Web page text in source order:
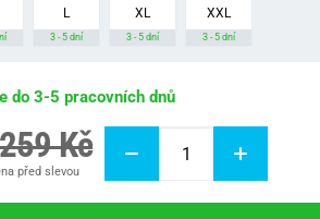
L
3 - 5 dní
XL
3 - 5 dní
XXL
3 - 5 dní
do 3-5 pracovních dnů
Kč
před slevou